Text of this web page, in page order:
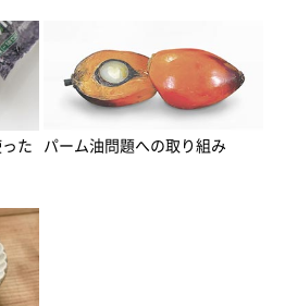
た
パーム油問題への取り組み